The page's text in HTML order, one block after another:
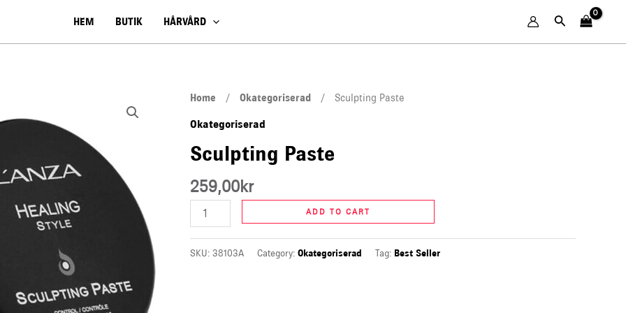
HEM BUTIK HÅRVÅRD Search
Home / Okategoriserad / Sculpting Paste
Okategoriserad
Sculpting Paste
259,00kr
Sculpting
Paste
ADD TO CART
SKU: 38103A Category: Okategoriserad Tag: Best Seller